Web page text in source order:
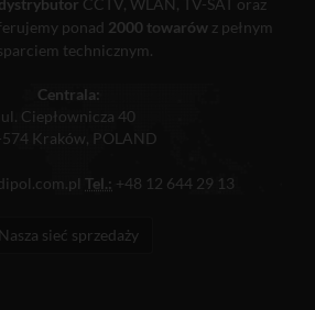
CCTV, WLAN, TV-SAT oraz
ponad 2000 towarówz pełnym
technicznym.
Centrala:
ul. Ciepłownicza 40
Kraków, POLAND
Tel.: +48 12 644 29 13
Nasza sieć sprzedaży